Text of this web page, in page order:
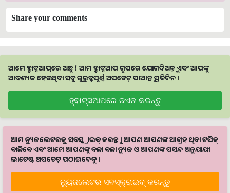
Share your comments
ଆମେ ହ୍ବାଟ୍ସଆପ୍‌ରେ ଅଛୁ ! ଆମ ହ୍ବାଟ୍ସଆପ ଗ୍ରୁପରେ ଯୋଗଦିଅନ୍ତୁ ଏବଂ ଆପଙ୍କୁ
ଆବଶ୍ୟକ ହେଉଥିବା ସବୁ ଗୁରୁତ୍ବପୂର୍ଣ୍ଣ ଅପଡେଟ୍‌ ପାଆନ୍ତୁ ପ୍ରତିଦିନ ।
ହ୍ବାଟ୍ସଆପରେ ଜଏନ କରନ୍ତୁ
ଆମ ନ୍ୟୁଜଲେଟରକୁ ସବସ୍କ୍ରାଇବ୍ କରନ୍ତୁ । ଆପଣ ଆପଣଙ୍କ ଆଗ୍ରହ ଥିବା ଟପିକ୍‌
ବାଛିବେ ଏବଂ ଆମେ ଆପଣଙ୍କୁ ବଛା ବଛା ନ୍ୟୁଜ ଓ ଆପଣଙ୍କ ପସନ୍ଦ ଅନୁଯାୟୀ
ଲାଟେଷ୍ଟ ଅପଡେଟ୍‌ ପଠାଇଦେବୁ ।
ନ୍ୟୁଜଲେଟର ସବସ୍କ୍ରାଇବ୍‌ କରନ୍ତୁ